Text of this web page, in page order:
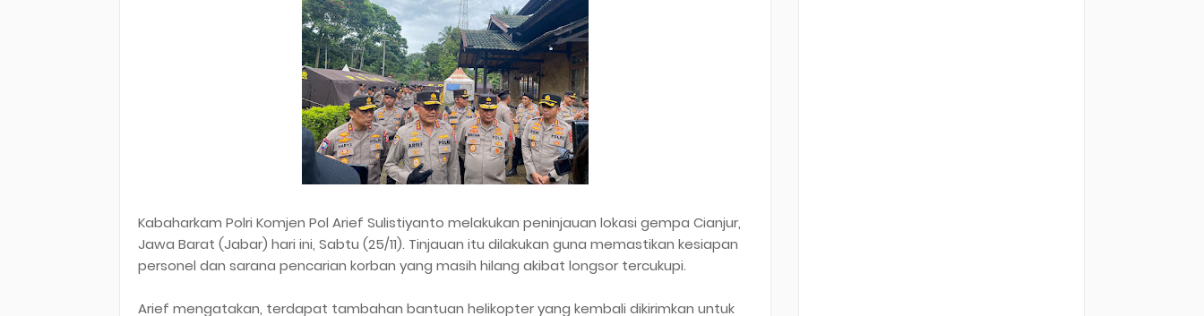
Kabaharkam Polri Komjen Pol Arief Sulistiyanto melakukan peninjauan lokasi gempa Cianjur,
Jawa Barat (Jabar) hari ini, Sabtu (25/11). Tinjauan itu dilakukan guna memastikan kesiapan
personel dan sarana pencarian korban yang masih hilang akibat longsor tercukupi.
Arief mengatakan, terdapat tambahan bantuan helikopter yang kembali dikirimkan untuk